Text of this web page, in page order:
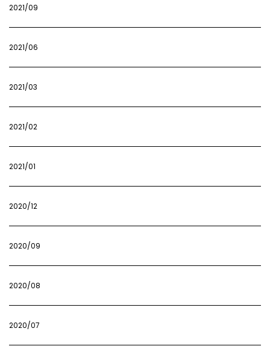
2021/09
2021/06
2021/03
2021/02
2021/01
2020/12
2020/09
2020/08
2020/07